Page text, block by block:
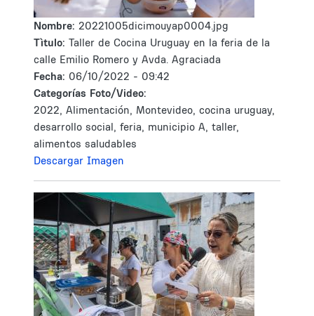
Nombre: 20221005dicimouyap0004.jpg
Tìtulo: Taller de Cocina Uruguay en la feria de la
calle Emilio Romero y Avda. Agraciada
Fecha: 06/10/2022 - 09:42
Categorías Foto/Video:
2022, Alimentación, Montevideo, cocina uruguay,
desarrollo social, feria, municipio A, taller,
alimentos saludables
Descargar Imagen